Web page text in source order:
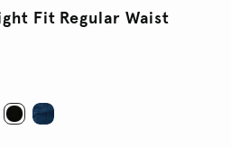
Fit Regular Waist